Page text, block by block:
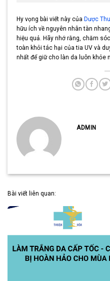
Hy vọng bài viết này của Dược
hữu ích về nguyên nhân tàn
hiệu quả. Hãy nhớ rằng, chăm
toàn khỏi tác hại của tia UV và
nhất để giữ cho làn da luôn khỏe
ADMIN
Bài viết liên quan: